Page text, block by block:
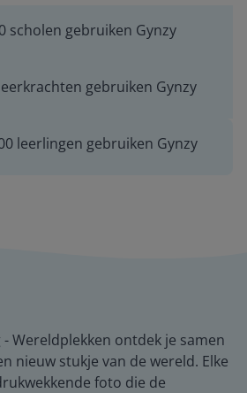
scholen gebruiken Gynzy
gebruiken Gynzy
leerlingen gebruiken Gynzy
Wereldplekken ontdek je samen
nieuw stukje van de wereld. Elke
foto die de